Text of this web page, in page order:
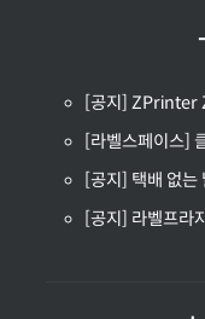
[공지] ZPrinter
[라벨스페이스]
[공지] 택배 없는
[공지] 라벨프라